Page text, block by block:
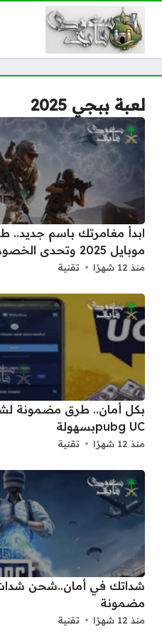
لعبة ببجي 2025
ابدأ مغامرتك باسم جديد..
موبايل 2025 وتحدى الخصوم
منذ 12 شهرًا تقنية
pubg UCبسهولة
منذ 12 شهرًا تقنية
مضمونة
منذ 12 شهرًا تقنية